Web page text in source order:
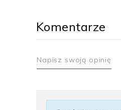
Komentarze
Napisz swoją opinię